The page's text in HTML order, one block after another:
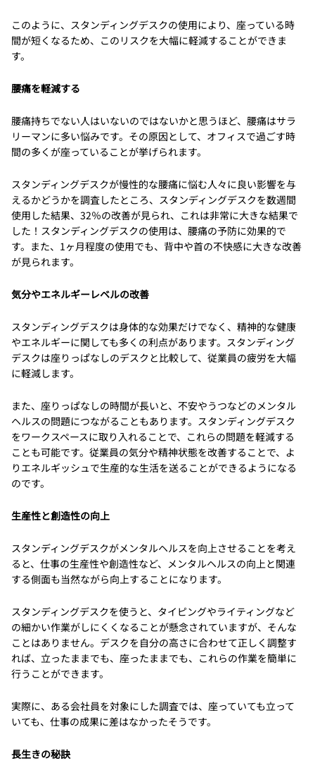
このように、スタンディングデスクの使用により、座っている時
間が短くなるため、このリスクを大幅に軽減することができま
す。
腰痛を軽減する
腰痛持ちでない人はいないのではないかと思うほど、腰痛はサラ
リーマンに多い悩みです。その原因として、オフィスで過ごす時
間の多くが座っていることが挙げられます。
スタンディングデスクが慢性的な腰痛に悩む人々に良い影響を与
えるかどうかを調査したところ、スタンディングデスクを数週間
使用した結果、32％の改善が見られ、これは非常に大きな結果で
した！スタンディングデスクの使用は、腰痛の予防に効果的で
す。また、1ヶ月程度の使用でも、背中や首の不快感に大きな改善
が見られます。
気分やエネルギーレベルの改善
スタンディングデスクは身体的な効果だけでなく、精神的な健康
やエネルギーに関しても多くの利点があります。スタンディング
デスクは座りっぱなしのデスクと比較して、従業員の疲労を大幅
に軽減します。
また、座りっぱなしの時間が長いと、不安やうつなどのメンタル
ヘルスの問題につながることもあります。スタンディングデスク
をワークスペースに取り入れることで、これらの問題を軽減する
ことも可能です。従業員の気分や精神状態を改善することで、よ
りエネルギッシュで生産的な生活を送ることができるようになる
のです。
生産性と創造性の向上
スタンディングデスクがメンタルヘルスを向上させることを考え
ると、仕事の生産性や創造性など、メンタルヘルスの向上と関連
する側面も当然ながら向上することになります。
スタンディングデスクを使うと、タイピングやライティングなど
の細かい作業がしにくくなることが懸念されていますが、そんな
ことはありません。デスクを自分の高さに合わせて正しく調整す
れば、立ったままでも、座ったままでも、これらの作業を簡単に
行うことができます。
実際に、ある会社員を対象にした調査では、座っていても立って
いても、仕事の成果に差はなかったそうです。
長生きの秘訣